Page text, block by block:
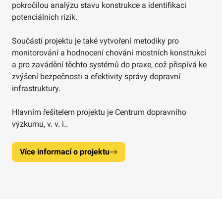
pokročilou analýzu stavu konstrukce a identifikaci
potenciálních rizik.
Součástí projektu je také vytvoření metodiky pro
monitorování a hodnocení chování mostních konstrukcí
a pro zavádění těchto systémů do praxe, což přispívá ke
zvýšení bezpečnosti a efektivity správy dopravní
infrastruktury.
Hlavním řešitelem projektu je Centrum dopravního
výzkumu, v. v. i..
Více informací o projektu